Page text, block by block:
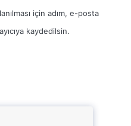
için adım, e-posta
kaydedilsin.